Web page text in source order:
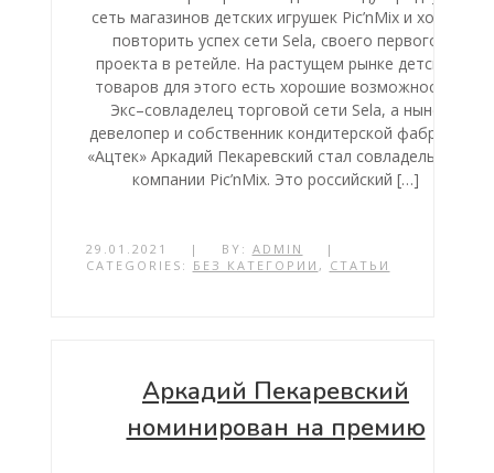
сеть магазинов детских игрушек Pic’nMix и хочет
повторить успех сети Sela, своего первого
проекта в ретейле. На растущем рынке детских
товаров для этого есть хорошие возможности.
Экс–совладелец торговой сети Sela, а ныне
девелопер и собственник кондитерской фабрики
«Ацтек» Аркадий Пекаревский стал совладельцем
компании Pic’nMix. Это российский […]
29.01.2021 | BY: ADMIN
|
CATEGORIES: БЕЗ КАТЕГОРИИ , СТАТЬИ
Аркадий Пекаревский
номинирован на премию